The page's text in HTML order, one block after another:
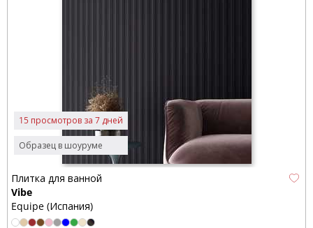
Образец в шоуруме
15 просмотров за 7 дней
Плитка для ванной
Vibe
Equipe (Испания)